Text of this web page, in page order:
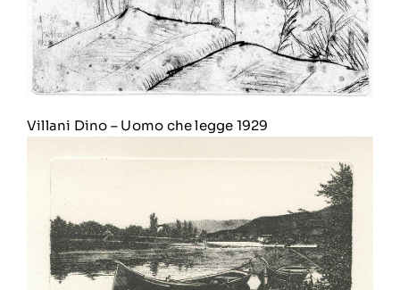
Villani Dino – Uomo che legge 1929